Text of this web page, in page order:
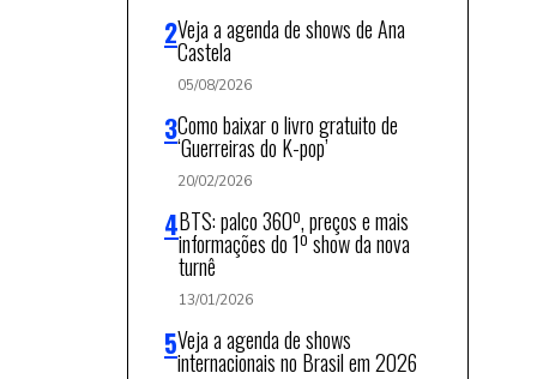
Veja a agenda de shows de Ana
Castela
05/08/2026
Como baixar o livro gratuito de
‘Guerreiras do K-pop’
20/02/2026
BTS: palco 360º, preços e mais
informações do 1º show da nova
turnê
13/01/2026
Veja a agenda de shows
internacionais no Brasil em 2026